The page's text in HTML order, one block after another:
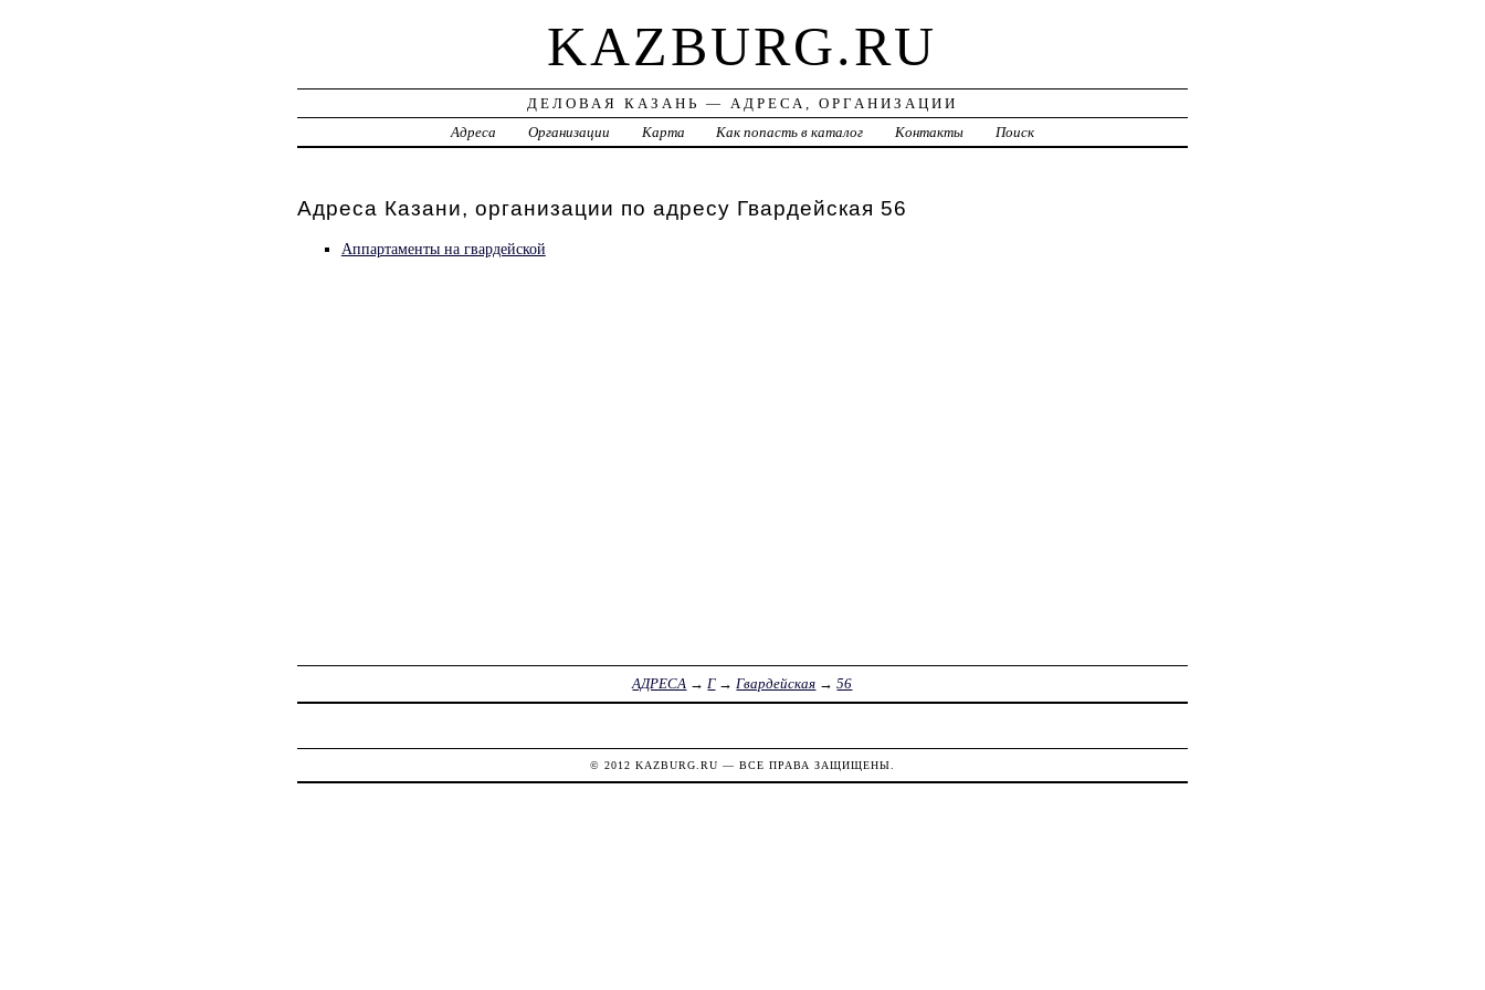
KAZBURG.RU
ДЕЛОВАЯ КАЗАНЬ — АДРЕСА, ОРГАНИЗАЦИИ
Адреса
Организации Карта Как попасть в каталог Контакты Поиск
Адреса Казани, организации по адресу Гвардейская 56
Аппартаменты на гвардейской
АДРЕСА →Г→Гвардейская →56
© 2012 KAZBURG.RU — ВСЕ ПРАВА ЗАЩИЩЕНЫ.